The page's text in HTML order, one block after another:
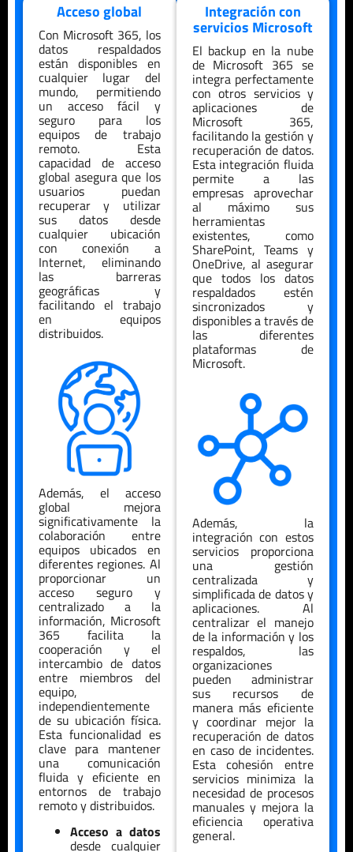
Acceso global
Con Microsoft 365, los
datos respaldados
están disponibles en
cualquier lugar del
mundo, permitiendo
un acceso fácil y
seguro para los
equipos de trabajo
remoto. Esta
capacidad de acceso
global asegura que los
usuarios puedan
recuperar y utilizar
sus datos desde
cualquier ubicación
con conexión a
Internet, eliminando
las barreras
geográficas y
facilitando el trabajo
en equipos
distribuidos.
Además, el acceso
global mejora
significativamente la
colaboración entre
equipos ubicados en
diferentes regiones. Al
proporcionar un
acceso seguro y
centralizado a la
información, Microsoft
365 facilita la
cooperación y el
intercambio de datos
entre miembros del
equipo,
independientemente
de su ubicación física.
Esta funcionalidad es
clave para mantener
una comunicación
fluida y eficiente en
entornos de trabajo
remoto y distribuidos.
Acceso a datos
desde cualquier
Integración con
servicios Microsoft
El backup en la nube
de Microsoft 365 se
integra perfectamente
con otros servicios y
aplicaciones de
Microsoft 365,
facilitando la gestión y
recuperación de datos.
Esta integración fluida
permite a las
empresas aprovechar
al máximo sus
herramientas
existentes, como
SharePoint, Teams y
OneDrive, al asegurar
que todos los datos
respaldados estén
sincronizados y
disponibles a través de
las diferentes
plataformas de
Microsoft.
Además, la
integración con estos
servicios proporciona
una gestión
centralizada y
simplificada de datos y
aplicaciones. Al
centralizar el manejo
de la información y los
respaldos, las
organizaciones
pueden administrar
sus recursos de
manera más eficiente
y coordinar mejor la
recuperación de datos
en caso de incidentes.
Esta cohesión entre
servicios minimiza la
necesidad de procesos
manuales y mejora la
eficiencia operativa
general.